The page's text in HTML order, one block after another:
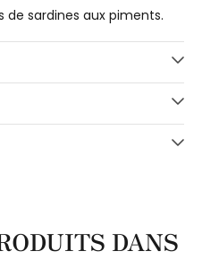
de sardines aux piments.
DANS